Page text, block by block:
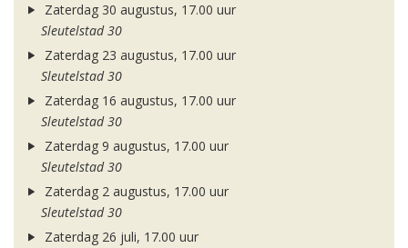
Zaterdag 30 augustus, 17.00 uur
Sleutelstad 30
Zaterdag 23 augustus, 17.00 uur
Sleutelstad 30
Zaterdag 16 augustus, 17.00 uur
Sleutelstad 30
Zaterdag 9 augustus, 17.00 uur
Sleutelstad 30
Zaterdag 2 augustus, 17.00 uur
Sleutelstad 30
Zaterdag 26 juli, 17.00 uur